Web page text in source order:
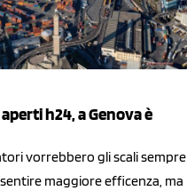
h24, a Genova è
vorrebbero gli scali sempre
maggiore efficenza, ma